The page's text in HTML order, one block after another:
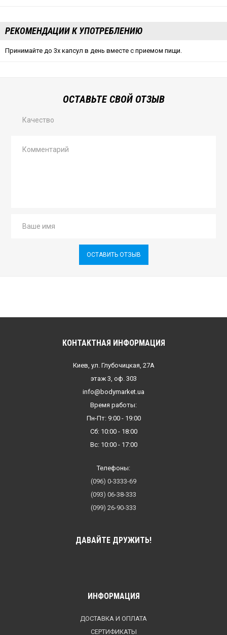
РЕКОМЕНДАЦИИ К УПОТРЕБЛЕНИЮ
Принимайте до 3х капсул в день вместе с приемом пищи.
ОСТАВЬТЕ СВОЙ ОТЗЫВ
Качество
ОСТАВИТЬ ОТЗЫВ
КОНТАКТНАЯ ИНФОРМАЦИЯ
Киев, ул. Глубочицкая, 27А
этаж 3, оф. 303
info@bodymarket.ua
Время работы:
Пн-Пт: 9:00 - 19:00
Сб: 10:00 - 18:00
Вс: 10:00 - 17:00
Телефоны:
(096) 0-3333-69
(093) 06-38-333
(099) 26-90-333
ДАВАЙТЕ ДРУЖИТЬ!
ИНФОРМАЦИЯ
ДОСТАВКА И ОПЛАТА
СЕРТИФИКАТЫ